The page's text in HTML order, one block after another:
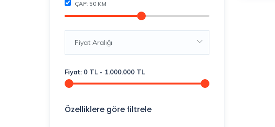
ÇAP: 50 KM
Fiyat Aralığı
Fiyat: 0 TL - 1.000.000 TL
Özelliklere göre filtrele